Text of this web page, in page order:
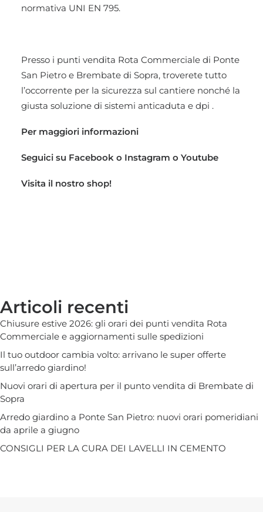
normativa UNI EN 795.
Presso i punti vendita Rota Commerciale di Ponte
San Pietro e Brembate di Sopra, troverete tutto
l’occorrente per la sicurezza sul cantiere nonché la
giusta soluzione di sistemi anticaduta e dpi .
Per maggiori informazioni
Seguici su Facebook o Instagram o Youtube
Visita il nostro shop!
Articoli recenti
Chiusure estive 2026: gli orari dei punti vendita Rota
Commerciale e aggiornamenti sulle spedizioni
Il tuo outdoor cambia volto: arrivano le super offerte
sull’arredo giardino!
Nuovi orari di apertura per il punto vendita di Brembate di
Sopra
Arredo giardino a Ponte San Pietro: nuovi orari pomeridiani
da aprile a giugno
CONSIGLI PER LA CURA DEI LAVELLI IN CEMENTO